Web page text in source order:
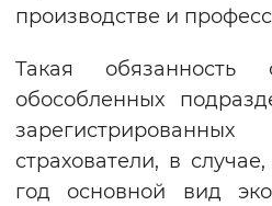
Включены
Воспроизвести
производстве и
Такая обязанность
обособленных
страхователи, в
год основной вид